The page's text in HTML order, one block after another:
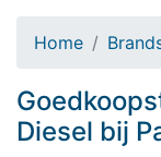
Home
Diesel bij